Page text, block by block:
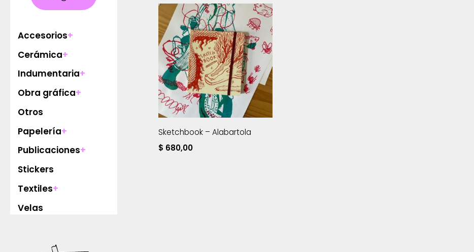
Accesorios+
Cerámica+
Indumentaria+
Obra gráfica+
Otros
Papelería+
Publicaciones+
Stickers
Textiles+
Velas
Sketchbook – Alabartola
$ 680,00